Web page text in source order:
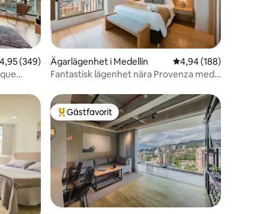
av 5 i genomsnittligt betyg, 349 omdömen
4,95 (349)
Ägarlägenhet i Medellín 4,94 av 5 i
4,94 (188)
Fantastisk lägenhet nära Provenza med
Populär gästfavorit
Gästfavorit